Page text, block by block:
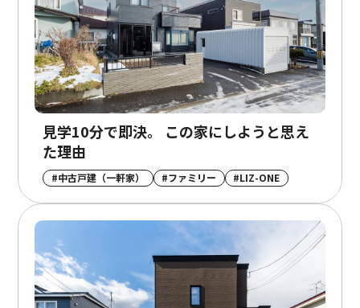
見学10分で即決。 この家にしようと思え
た理由
#中古戸建（一軒家） #ファミリー #LIZ-ONE